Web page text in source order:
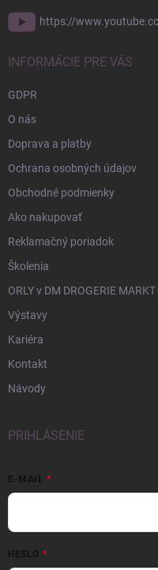
https://
INFORMÁCIE PRE VÁS
GDPR
O nás
Doprava a platby
Ochrana osobných údajov
Obchodné podmienky
Ako nakupovať
Reklamačný poriadok
Školenia
ORLY v DM DROGERIE MARKT
Výstavy
Kariéra
Kontakt
Návody
PRIHLÁSENIE
E-MAIL
HESLO